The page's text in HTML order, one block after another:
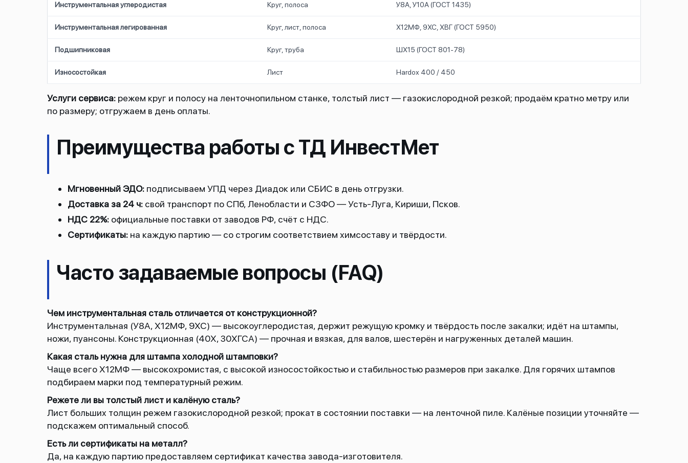
Инструментальная углеродистая Круг, полоса У8А, У10А (ГОСТ 1435)
Инструментальная легированная Круг, лист, полоса Х12МФ, 9ХС, ХВГ (ГОСТ 5950)
Подшипниковая Круг, труба ШХ15 (ГОСТ 801-78)
Износостойкая Лист Hardox 400 / 450
Услуги сервиса: режем круг и полосу на ленточнопильном станке, толстый лист — газокислородной резкой; продаём кратно метру или
по размеру; отгружаем в день оплаты.
Преимущества работы с ТД ИнвестМет
Мгновенный ЭДО: подписываем УПД через Диадок или СБИС в день отгрузки.
Доставка за 24 ч: свой транспорт по СПб, Ленобласти и СЗФО — Усть-Луга, Кириши, Псков.
НДС 22%: официальные поставки от заводов РФ, счёт с НДС.
Сертификаты: на каждую партию — со строгим соответствием химсоставу и твёрдости.
Часто задаваемые вопросы (FAQ)
Чем инструментальная сталь отличается от конструкционной?
Инструментальная (У8А, Х12МФ, 9ХС) — высокоуглеродистая, держит режущую кромку и твёрдость после закалки; идёт на штампы,
ножи, пуансоны. Конструкционная (40Х, 30ХГСА) — прочная и вязкая, для валов, шестерён и нагруженных деталей машин.
Какая сталь нужна для штампа холодной штамповки?
Чаще всего Х12МФ — высокохромистая, с высокой износостойкостью и стабильностью размеров при закалке. Для горячих штампов
подбираем марки под температурный режим.
Режете ли вы толстый лист и калёную сталь?
Лист больших толщин режем газокислородной резкой; прокат в состоянии поставки — на ленточной пиле. Калёные позиции уточняйте —
подскажем оптимальный способ.
Есть ли сертификаты на металл?
Да, на каждую партию предоставляем сертификат качества завода-изготовителя.